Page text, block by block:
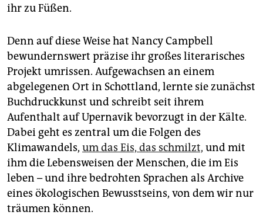
ihr zu Füßen.
Denn auf diese Weise hat Nancy Campbell
bewundernswert präzise ihr großes literarisches
Projekt umrissen. Aufgewachsen an einem
abgelegenen Ort in Schottland, lernte sie zunächst
Buchdruckkunst und schreibt seit ihrem
Aufenthalt auf Upernavik bevorzugt in der Kälte.
Dabei geht es zentral um die Folgen des
Klimawandels, um das Eis, das schmilzt, und mit
ihm die Lebensweisen der Menschen, die im Eis
leben – und ihre bedrohten Sprachen als Archive
eines ökologischen Bewusstseins, von dem wir nur
träumen können.